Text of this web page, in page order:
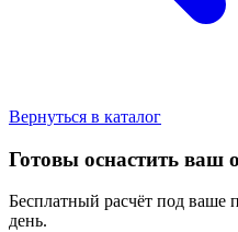
Вернуться в каталог
Готовы оснастить ваш
Бесплатный расчёт под
день.